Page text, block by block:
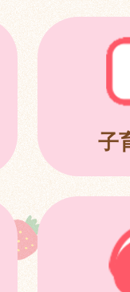
子